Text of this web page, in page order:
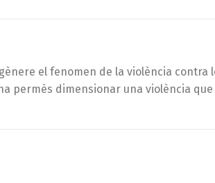
el fenomen de la violència
permès dimensionar una violència